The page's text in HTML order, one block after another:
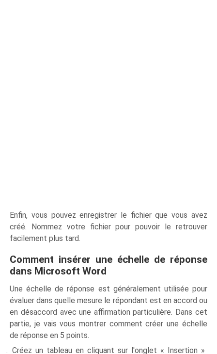
Enfin, vous pouvez enregistrer le fichier que vous avez
créé. Nommez votre fichier pour pouvoir le retrouver
facilement plus tard.
Comment insérer une échelle de réponse
dans Microsoft Word
Une échelle de réponse est généralement utilisée pour
évaluer dans quelle mesure le répondant est en accord ou
en désaccord avec une affirmation particulière. Dans cet
partie, je vais vous montrer comment créer une échelle
de réponse en 5 points.
Créez un tableau en cliquant sur l'onglet « Insertion »